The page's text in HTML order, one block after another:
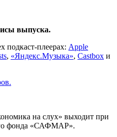
выпуска.
подкаст-плеерах: Apple
, «Яндекс.Музыка», Castbox и
на слух» выходит при
фонда «САФМАР».